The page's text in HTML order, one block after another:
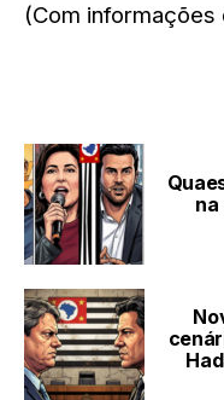
(Com informações
na